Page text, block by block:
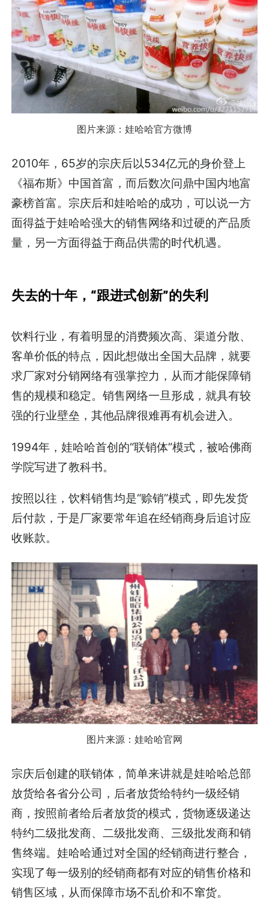
图片来源：娃哈哈官方微博
2010年，65岁的宗庆后以534亿元的身价登上
《福布斯》中国首富，而后数次问鼎中国内地富
豪榜首富。宗庆后和娃哈哈的成功，可以说一方
面得益于娃哈哈强大的销售网络和过硬的产品质
量，另一方面得益于商品供需的时代机遇。
失去的十年，“跟进式创新”的失利
饮料行业，有着明显的消费频次高、渠道分散、
客单价低的特点，因此想做出全国大品牌，就要
求厂家对分销网络有强掌控力，从而才能保障销
售的规模和稳定。销售网络一旦形成，就具有较
强的行业壁垒，其他品牌很难再有机会进入。
1994年，娃哈哈首创的“联销体”模式，被哈佛商
学院写进了教科书。
按照以往，饮料销售均是“赊销”模式，即先发货
后付款，于是厂家要常年追在经销商身后追讨应
收账款。
图片来源：娃哈哈官网
宗庆后创建的联销体，简单来讲就是娃哈哈总部
放货给各省分公司，后者放货给特约一级经销
商，按照前者给后者放货的模式，货物逐级递达
特约二级批发商、二级批发商、三级批发商和销
售终端。娃哈哈通过对全国的经销商进行整合，
实现了每一级别的经销商都有对应的销售价格和
销售区域，从而保障市场不乱价和不窜货。